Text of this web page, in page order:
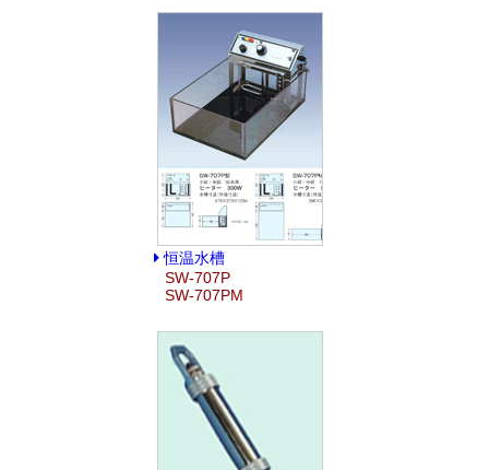
恒温水槽
SW-707P
SW-707PM